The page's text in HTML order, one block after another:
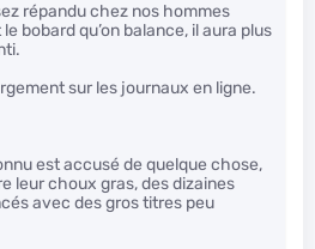
répandu chez nos hommes
bobard qu’on balance, il aura plus
sur les journaux en ligne.
est accusé de quelque chose,
leur choux gras, des dizaines
avec des gros titres peu